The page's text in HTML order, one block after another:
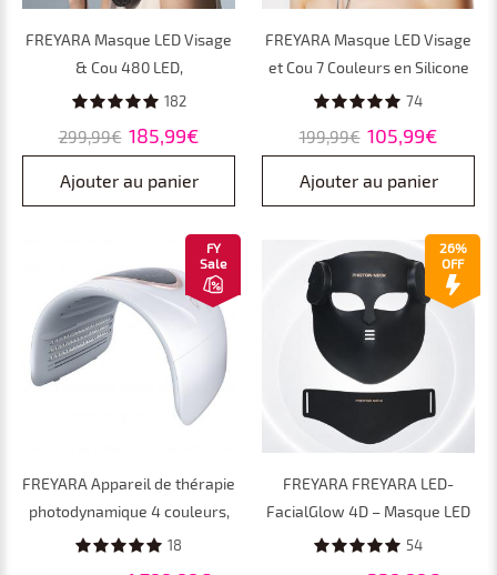
FREYARA Masque LED Visage
& Cou 480 LED,
Luminothérapie Rouge 630
Silicone Souple, Soin Anti-Âge
et Raffermissant
182
299,99€ 185,99€
Ajouter au panier
FREYARA Masque LED Visage
et Cou 7 Couleurs en Silicone
Souple, 103 LED pour
74
199,99€ 105,99€
Ajouter au panier
FY
Sale
FREYARA Appareil de thérapie
photodynamique 4 couleurs,
grand format, appareil de
18
26%
OFF
FREYARA FREYARA LED-
FacialGlow 4D – Masque LED
Visage professionnel en
54